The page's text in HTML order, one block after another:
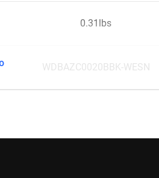
0.31lbs
WDBAZC0020BBK-WESN